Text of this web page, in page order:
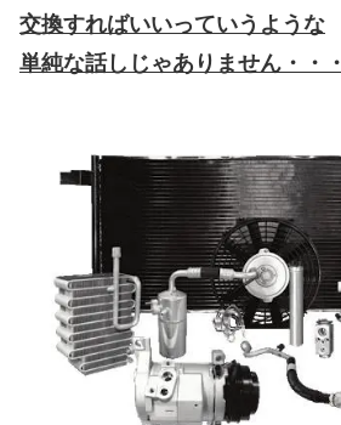
交換すればいいっていうような
単純な話しじゃありません・・・